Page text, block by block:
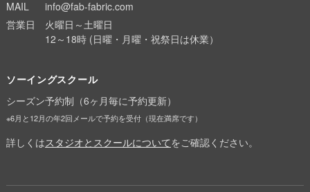
MAIL
info@fab-fabric.com
営業日
火曜日～土曜日
12～18時 (日曜・月曜・祝祭日は休業）
ソーイングスクール
シーズン予約制（6ヶ月毎に予約更新）
※6月と12月の年2回メールで予約を受付（現在満席です）
詳しくはスタジオとスクールについてをご確認ください。